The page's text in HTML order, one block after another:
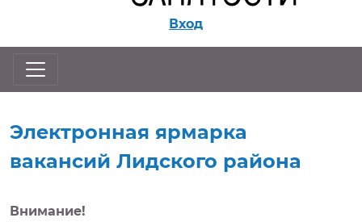
Вход
Электронная ярмарка
вакансий Лидского района
Внимание!